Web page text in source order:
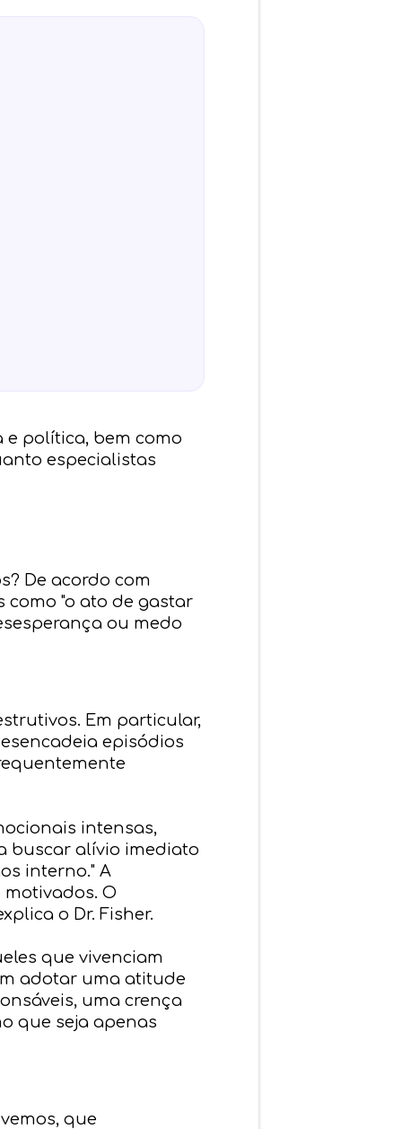
e política, bem como
especialistas
De acordo com
como "o ato de gastar
ou medo
Em particular,
episódios
intensas,
buscar alívio imediato
interno." A
O
o Dr. Fisher.
que vivenciam
adotar uma atitude
​​uma crença
que seja apenas
que